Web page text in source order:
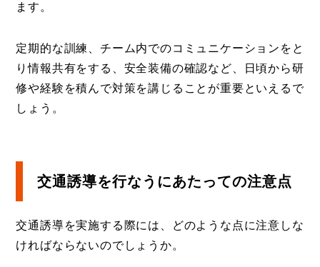
ます。
定期的な訓練、チーム内でのコミュニケーションをと
り情報共有をする、安全装備の確認など、日頃から研
修や経験を積んで対策を講じることが重要といえるで
しょう。
交通誘導を行なうにあたっての注意点
交通誘導を実施する際には、どのような点に注意しな
ければならないのでしょうか。